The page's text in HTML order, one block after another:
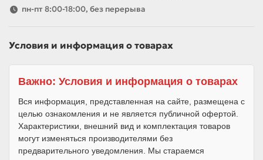
пн-пт 8:00-18:00, без перерыва
Условия и информация о товарах
Важно: Условия и информация о товарах
Вся информация, представленная на сайте, размещена с
целью ознакомления и не является публичной офертой.
Характеристики, внешний вид и комплектация товаров
могут изменяться производителями без
предварительного уведомления. Мы стараемся